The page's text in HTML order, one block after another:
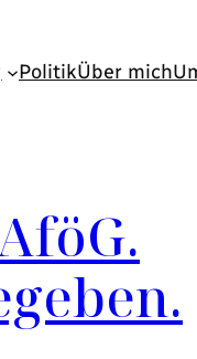
PolitikÜber mich